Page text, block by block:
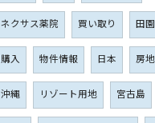
ネクサス薬院 買い取り 田
購入 物件情報 日本 房
沖縄 リゾート用地 宮古島